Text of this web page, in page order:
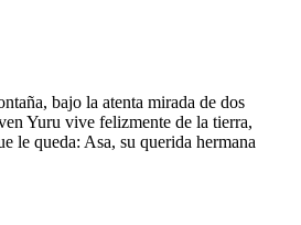
bajo la atenta mirada de dos
Yuru vive felizmente de la tierra,
le queda: Asa, su querida hermana